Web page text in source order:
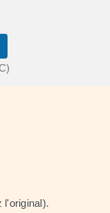
l'original).